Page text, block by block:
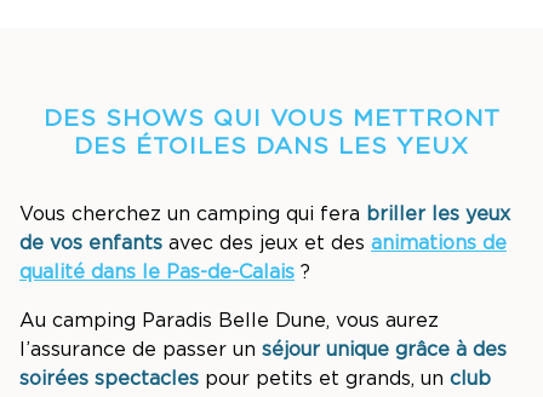
DES SHOWS QUI VOUS METTRONT
DES ÉTOILES DANS LES YEUX
Vous cherchez un camping qui fera briller les yeux
de vos enfants avec des jeux et des animations de
qualité dans le Pas-de-Calais ?
Au camping Paradis Belle Dune, vous aurez
l’assurance de passer un séjour unique grâce à des
soirées spectacles pour petits et grands, un club